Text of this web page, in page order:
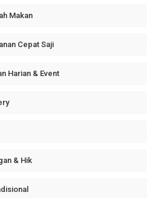
Makan
Cepat Saji
Harian & Event
& Hik